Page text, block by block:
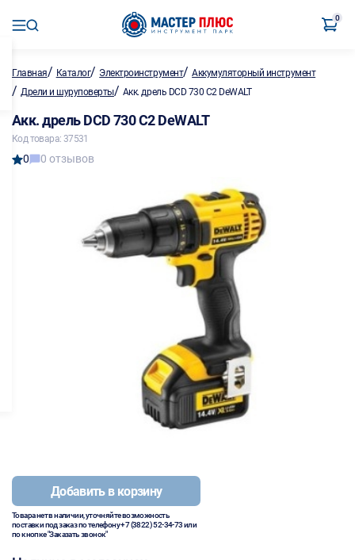
0
Главная/ Каталог/ Электроинструмент/Аккумуляторный инструмент
/ Дрели и шуруповерты/ Акк. дрель DCD 730 C2 DeWALT
Акк. дрель DCD 730 C2 DeWALT
Код товара: 37531
0 0 отзывов
Добавить в корзину
Товара нет в наличии, уточняйте возможность
поставки под заказ по телефону+7 (3822) 52-34-73или
по кнопке "Заказать звонок"